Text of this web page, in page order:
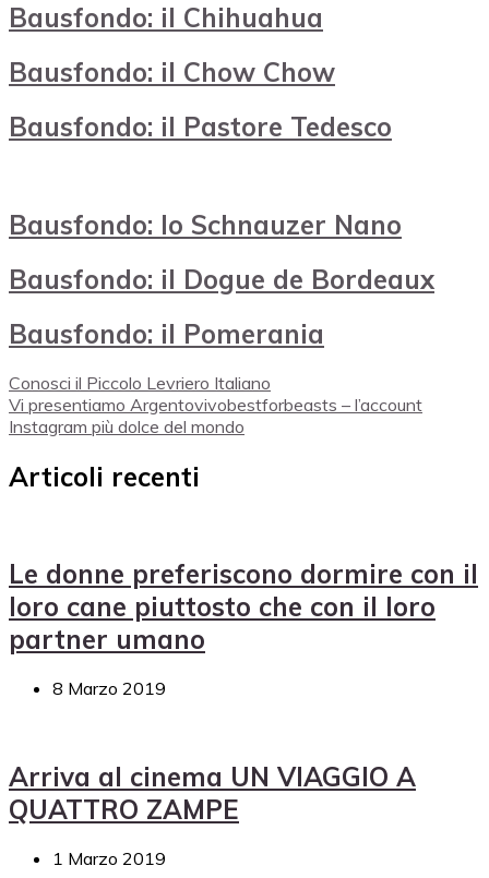
Bausfondo: il Chihuahua
Bausfondo: il Chow Chow
Bausfondo: il Pastore Tedesco
Bausfondo: lo Schnauzer Nano
Bausfondo: il Dogue de Bordeaux
Bausfondo: il Pomerania
Conosci il Piccolo Levriero Italiano
Vi presentiamo Argentovivobestforbeasts – l’account
Instagram più dolce del mondo
Articoli recenti
Le donne preferiscono dormire con il
loro cane piuttosto che con il loro
partner umano
8 Marzo 2019
Arriva al cinema UN VIAGGIO A
QUATTRO ZAMPE
1 Marzo 2019